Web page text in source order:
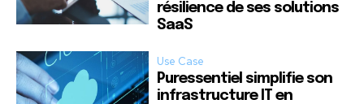
résilience de ses solutions
SaaS
Use Case
Puressentiel simplifie son
infrastructure IT en